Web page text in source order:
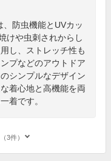
防虫機能とUVカッ
けや虫刺されからし
し、ストレッチ性も
プなどのアウトドア
シンプルなデザイン
着心地と高機能を両
着です。
3件）